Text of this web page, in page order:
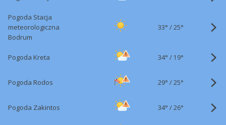
Pogoda Stacja
meteorologiczna
Bodrum
33° /25°
Pogoda Kreta 34° / 19°
Pogoda Rodos 29° /25°
Pogoda Zakintos 34° /26°